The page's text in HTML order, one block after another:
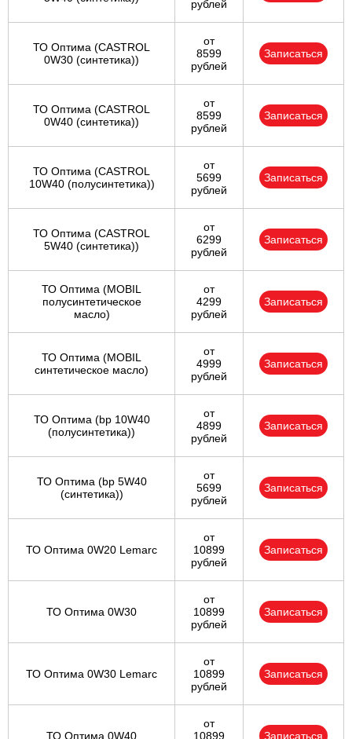
рублей
ТО Оптима (CASTROL
0W30 (синтетика))
от
8599
рублей
Записаться
ТО Оптима (CASTROL
0W40 (синтетика))
от
8599
рублей
Записаться
ТО Оптима (CASTROL
10W40 (полусинтетика))
от
5699
рублей
Записаться
ТО Оптима (CASTROL
5W40 (синтетика))
от
6299
рублей
Записаться
ТО Оптима (MOBIL
полусинтетическое
масло)
от
4299
рублей
Записаться
ТО Оптима (MOBIL
синтетическое масло)
от
4999
рублей
Записаться
ТО Оптима (bp 10W40
(полусинтетика))
от
4899
рублей
Записаться
ТО Оптима (bp 5W40
(синтетика))
от
5699
рублей
Записаться
ТО Оптима 0W20 Lemarc
от
10899
рублей
Записаться
ТО Оптима 0W30
от
10899
рублей
Записаться
ТО Оптима 0W30 Lemarc
от
10899
рублей
Записаться
ТО Оптима 0W40
от
10899
Записаться